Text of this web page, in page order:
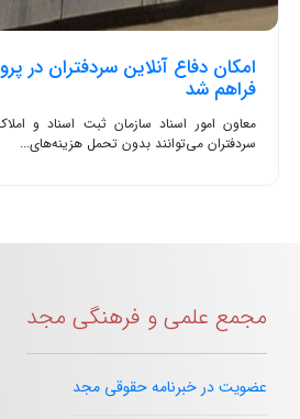
امکان دفاع آنلاین سردفتران در
فراهم شد
معاون امور اسناد سازمان ثبت اسناد و
سردفتران می‌توانند بدون تحمل هزینه‌های...
مجمع علمی و فرهنگی مجد
عضویت در خبرنامه حقوقی مجد